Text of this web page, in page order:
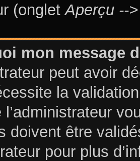
(ongletAperçu --
mon message
peut avoir
la
l’administrateur
doivent être
pour plus